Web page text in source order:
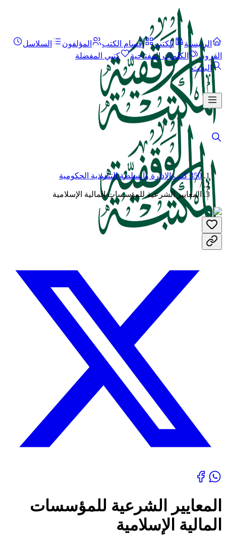
الرئيسية الكتب أقسام الكتب المؤلفون
السلاسل
القرون
الكلمات المفتاحية
كتبي المفضلة
البحث
350 كتب الإدارة والسلطة التنفيذية الحكومية
/
المعايير الشرعية للمؤسسات المالية الإسلامية
المعايير الشرعية للمؤسسات
المالية الإسلامية